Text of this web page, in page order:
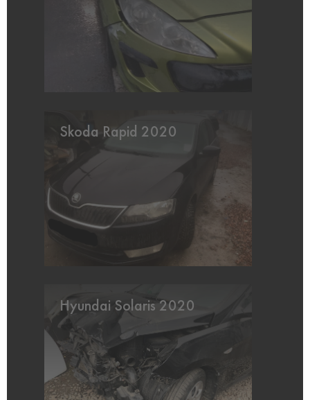
Skoda Rapid 2020
Hyundai Solaris 2020